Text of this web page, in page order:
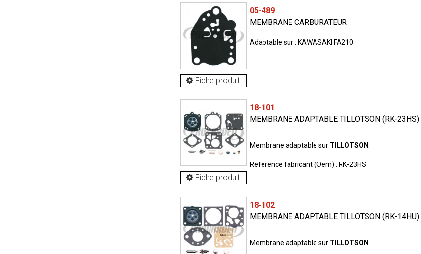
Fiche produit
05-489
MEMBRANE CARBURATEUR
Adaptable sur : KAWASAKI FA210
Fiche produit
18-101
MEMBRANE ADAPTABLE TILLOTSON (RK-23HS)
Membrane adaptable sur TILLOTSON.
Référence fabricant (Oem) : RK-23HS
18-102
MEMBRANE ADAPTABLE TILLOTSON (RK-14HU)
Membrane adaptable sur TILLOTSON